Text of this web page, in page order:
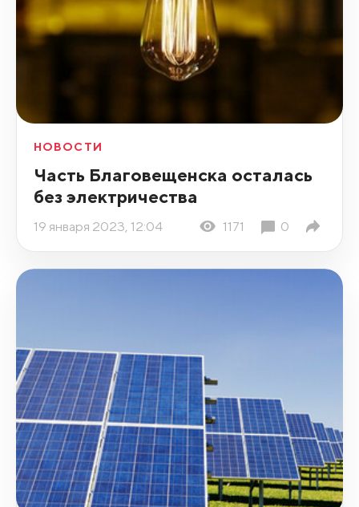
НОВОСТИ
Часть Благовещенска осталась
без электричества
19 января 2023, 12:04 1171 0